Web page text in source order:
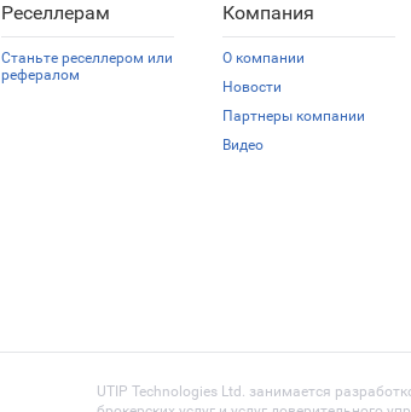
Реселлерам
Станьте реселлером или
рефералом
Компания
О компании
Новости
Партнеры компании
Видео
UTIP Technologies Ltd. занимается